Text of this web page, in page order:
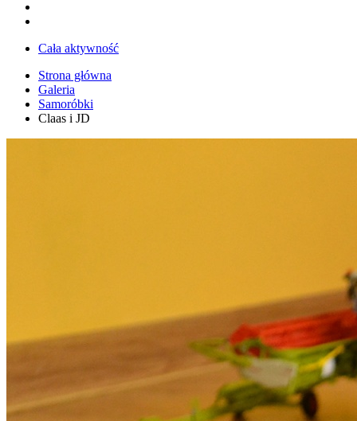
Cała aktywność
Strona główna
Galeria
Samoróbki
Claas i JD